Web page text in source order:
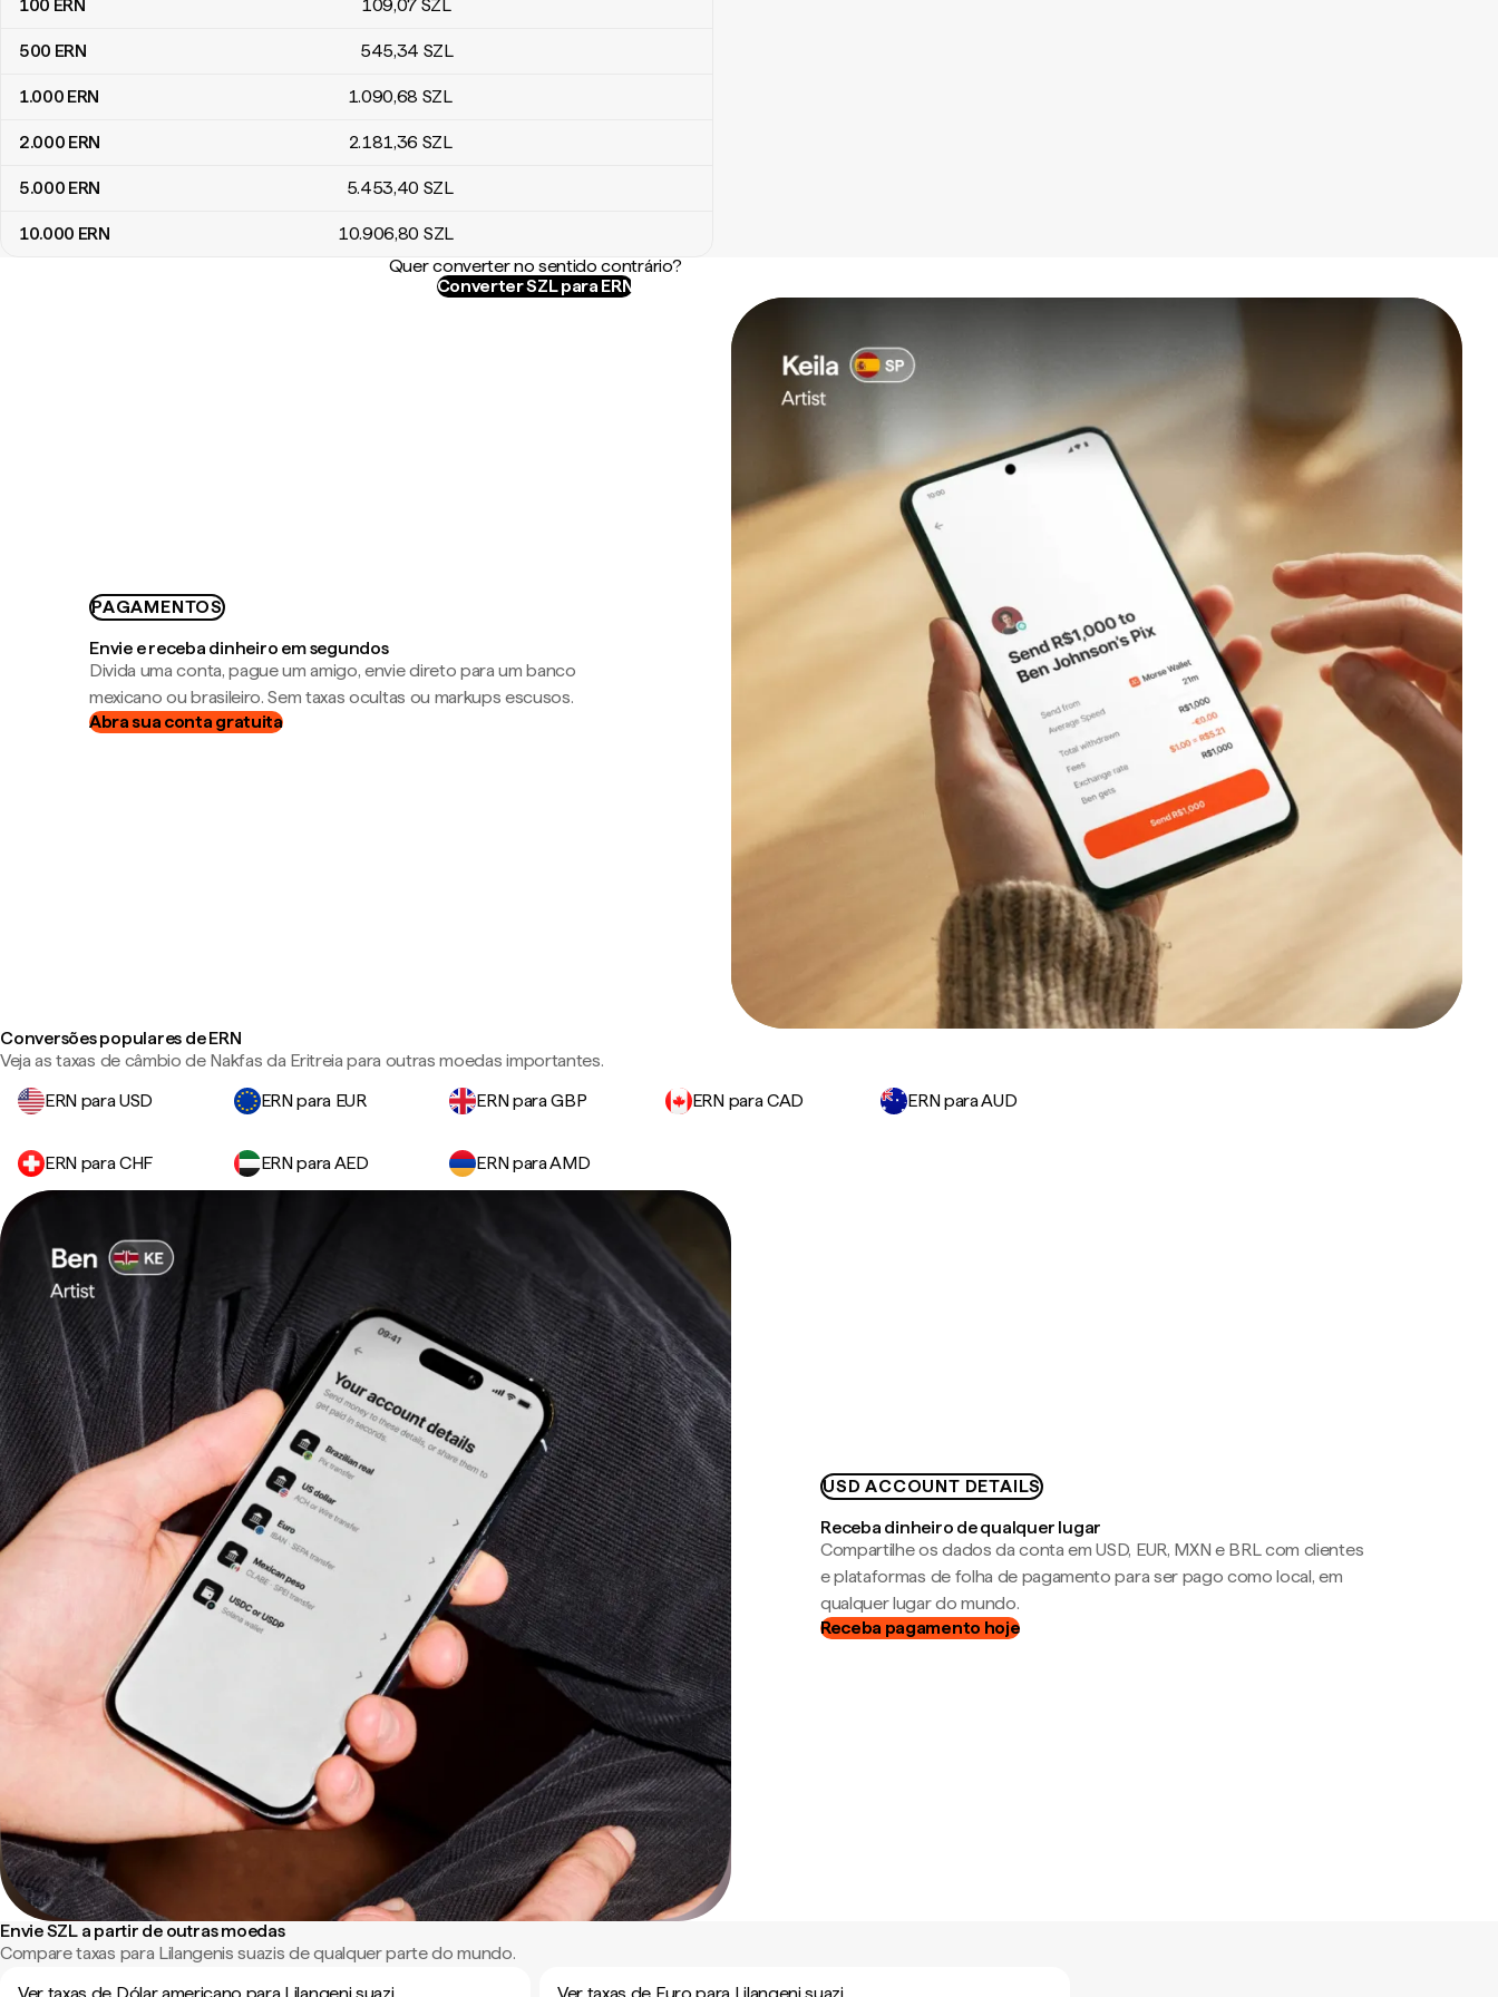
100 ERN 109,07 SZL
500 ERN 545,34 SZL
1.000 ERN 1.090,68 SZL
2.000 ERN 2.181,36 SZL
5.000 ERN 5.453,40 SZL
10.000 ERN 10.906,80 SZL
Quer converter no sentido contrário?
Converter SZL para ERN
PAGAMENTOS
Envie e receba dinheiro em segundos
Divida uma conta, pague um amigo, envie direto para um banco
mexicano ou brasileiro. Sem taxas ocultas ou markups escusos.
Abra sua conta gratuita
Conversões populares de ERN
Veja as taxas de câmbio de Nakfas da Eritreia para outras moedas importantes.
ERN para USD
ERN para EUR ERN para GBP ERN para CAD ERN para AUD
ERN para CHF ERN para AED ERN para AMD
USD ACCOUNT DETAILS
Receba dinheiro de qualquer lugar
Compartilhe os dados da conta em USD, EUR, MXN e BRL com clientes
e plataformas de folha de pagamento para ser pago como local, em
qualquer lugar do mundo.
Receba pagamento hoje
Envie SZL a partir de outras moedas
Compare taxas para Lilangenis suazis de qualquer parte do mundo.